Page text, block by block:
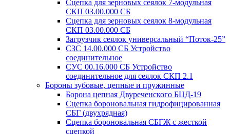
Сцепка для зерновых сеялок 7-модульная
СКП 03.00.000 СБ
Сцепка для зерновых сеялок 8-модульная
СКП 03.00.000 СБ
Загрузчик сеялок универсальный “Поток-25”
СЗС 14.00.000 СБ Устройство
соединительное
СУС 00.16.000 СБ Устройство
соединительное для сеялок СКП 2.1
Бороны зубовые, цепные и пружинные
Борона цепная Двуреченского БЦД-19
Сцепка бороновальная гидрофицированная
СБГ (двухрядная)
Сцепка бороновальная СБГЖ с жесткой
сцепкой